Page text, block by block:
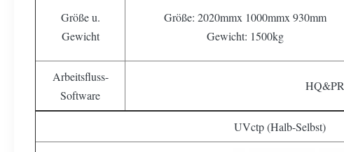
Größe u.
Gewicht
Größe: 2020mmx 1000mmx 930mm
Gewicht: 1500kg
Arbeitsfluss-
Software
HQ&PR
UVctp (Halb-Selbst)